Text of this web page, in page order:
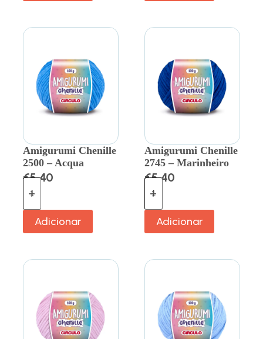
Amigurumi Chenille
2500 – Acqua
€5.40
Adicionar
Amigurumi Chenille
2745 – Marinheiro
€5.40
Adicionar